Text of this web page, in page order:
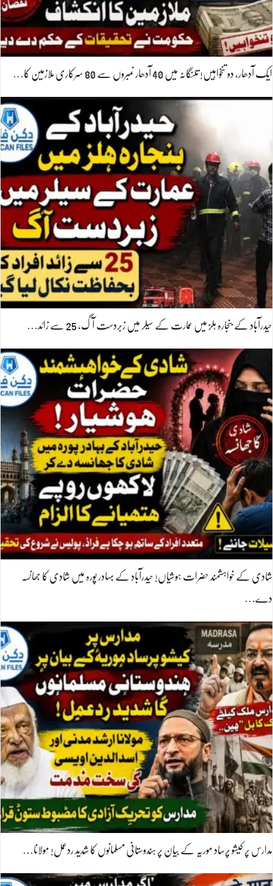
ایک آدھار، دو تنخواہیں! تلنگانہ میں 40 آدھار نمبروں سے 80 سرکاری ملازمین کا…
حیدرآباد کے بنجارہ ہلز میں عمارت کے سیلر میں زبردست آگ، 25 سے زائد…
شادی کے خواہشمند حضرات ہوشیاں! حیدرآباد کے بہادر پورہ میں شادی کا جھانسہ
دے…
مدارس پر کیشو پرساد موریہ کے بیان پر ہندوستانی مسلمانوں کا شدید ردعمل! مولانا…